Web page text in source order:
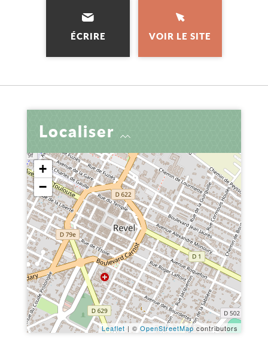
ÉCRIRE VOIR LE SITE
Localiser
+
−
Leaflet | ©OpenStreetMapcontributors